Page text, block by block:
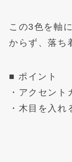
この3色を軸
からず、落ち
■ ポイント
・アクセン
・木目を入